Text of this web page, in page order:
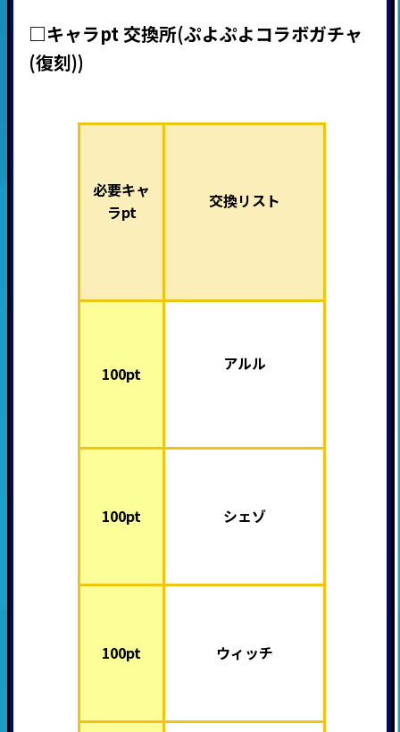
□キャラpt 交換所(ぷよぷよコラボガチャ
(復刻))
必要キャ
ラpt
交換リスト
100pt アルル
100pt シェゾ
100pt ウィッチ